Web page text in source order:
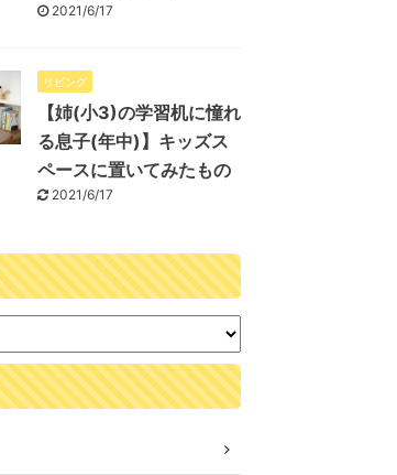
2021/6/17
リビング
【姉(小3)の学習机に憧れ
る息子(年中)】キッズス
ペースに置いてみたもの
2021/6/17